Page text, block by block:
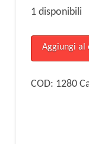
1 disponibili
Sifone
Soda
quantità
Aggiungi al
COD: 1280